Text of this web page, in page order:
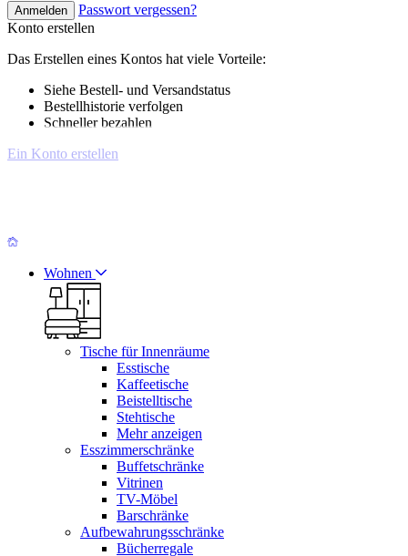
Anmelden
Passwort vergessen?
Konto erstellen
Das Erstellen eines Kontos hat viele Vorteile:
Siehe Bestell- und Versandstatus
Bestellhistorie verfolgen
Schneller bezahlen
Ein Konto erstellen
Wohnen
Tische für Innenräume
Esstische
Kaffeetische
Beistelltische
Stehtische
Mehr anzeigen
Esszimmerschränke
Buffetschränke
Vitrinen
TV-Möbel
Barschränke
Aufbewahrungsschränke
Bücherregale